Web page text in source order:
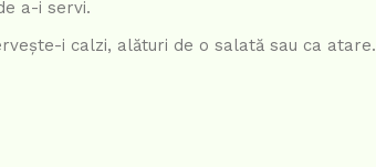
a-i servi.
i calzi, alături de o salată sau ca atare.